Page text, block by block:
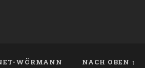
WÖRMANN NACH OBEN ↑